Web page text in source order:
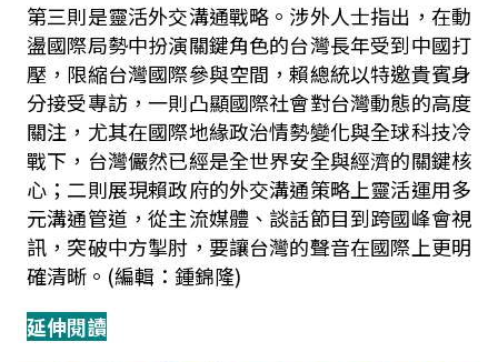
第三則是靈活外交溝通戰略。涉外人士指出，在動
盪國際局勢中扮演關鍵角色的台灣長年受到中國打
壓，限縮台灣國際參與空間，賴總統以特邀貴賓身
分接受專訪，一則凸顯國際社會對台灣動態的高度
關注，尤其在國際地緣政治情勢變化與全球科技冷
戰下，台灣儼然已經是全世界安全與經濟的關鍵核
心；二則展現賴政府的外交溝通策略上靈活運用多
元溝通管道，從主流媒體、談話節目到跨國峰會視
訊，突破中方掣肘，要讓台灣的聲音在國際上更明
確清晰。(編輯：鍾錦隆)
延伸閱讀